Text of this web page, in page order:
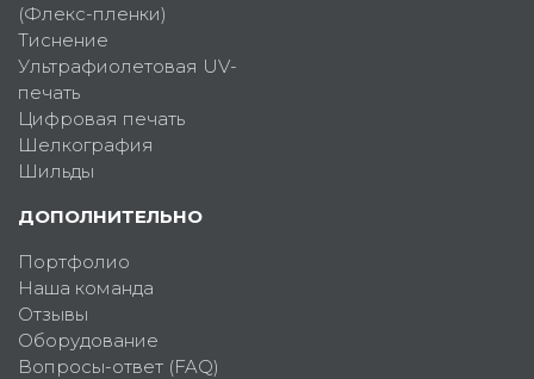
(Флекс-пленки)
Тиснение
Ультрафиолетовая UV-
печать
Цифровая печать
Шелкография
Шильды
ДОПОЛНИТЕЛЬНО
Портфолио
Наша команда
Отзывы
Оборудование
Вопросы-ответ (FAQ)